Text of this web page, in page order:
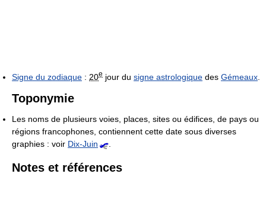
Signe du zodiaque : 20e jour du signe astrologique des Gémeaux
Toponymie
Les noms de plusieurs voies, places, sites ou édifices, de pays ou
régions francophones, contiennent cette date sous diverses
graphies : voir Dix-Juin
Notes et références